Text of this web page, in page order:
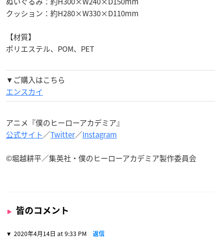
クッション：約H280×W330×D110mm
【材質】
ポリエステル、POM、PET
▼ご購入はこちら
エンスカイ
アニメ『僕のヒーローアカデミア』
公式サイト／Twitter／Instagram
©堀越耕平／集英社・僕のヒーローアカデミア製作委員会
皆のコメント
2020年4月14日 at 9:33 PM 返信